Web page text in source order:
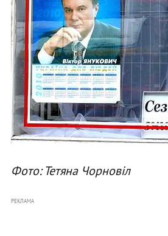
Фото: Тетяна Чорновіл
РЕКЛАМА